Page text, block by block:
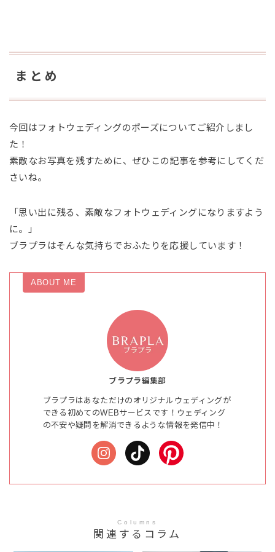
まとめ
今回はフォトウェディングのポーズについてご紹介しまし
た！
素敵なお写真を残すために、ぜひこの記事を参考にしてくだ
さいね。
「思い出に残る、素敵なフォトウェディングになりますよう
に。」
ブラプラはそんな気持ちでおふたりを応援しています！
ABOUT ME
ブラプラ編集部
ブラプラはあなただけのオリジナルウェディングが
できる初めてのWEBサービスです！ウェディング
の不安や疑問を解消できるような情報を発信中！
Columns
関連するコラム